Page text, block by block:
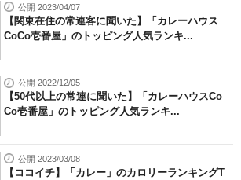
公開 2023/04/07
【関東在住の常連客に聞いた】「カレーハウス
CoCo壱番屋」のトッピング人気ランキ...
公開 2022/12/05
【50代以上の常連に聞いた】「カレーハウスCo
Co壱番屋」のトッピング人気ランキ...
公開 2023/03/08
【ココイチ】「カレー」のカロリーランキングT